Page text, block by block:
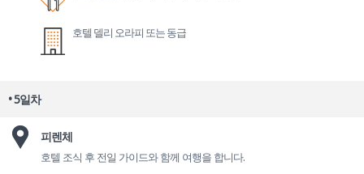
호텔 델리 오라피 또는 동급
• 5일차
피렌체
호텔 조식 후 전일 가이드와 함께 여행을 합니다.